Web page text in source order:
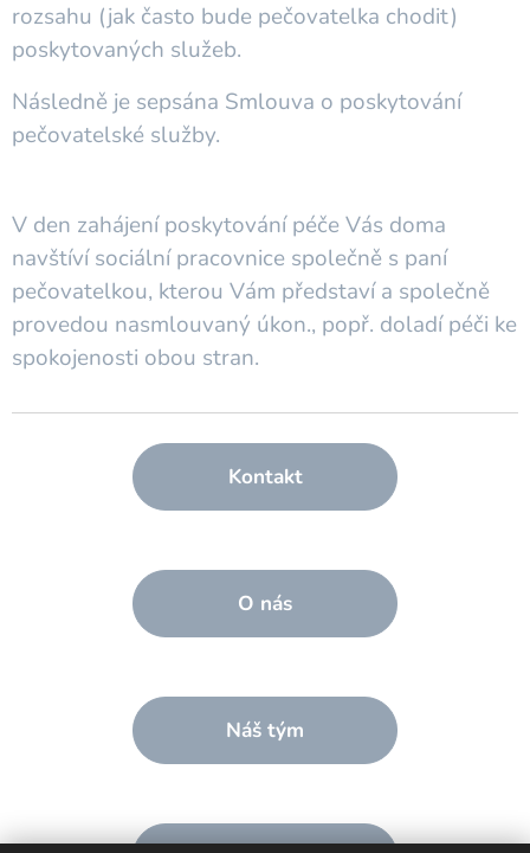
rozsahu (jak často bude pečovatelka chodit)
poskytovaných služeb.
Následně je sepsána Smlouva o poskytování
pečovatelské služby.
V den zahájení poskytování péče Vás doma
navštíví sociální pracovnice společně s paní
pečovatelkou, kterou Vám představí a společně
provedou nasmlouvaný úkon., popř. doladí péči ke
spokojenosti obou stran.
Kontakt
O nás
Náš tým